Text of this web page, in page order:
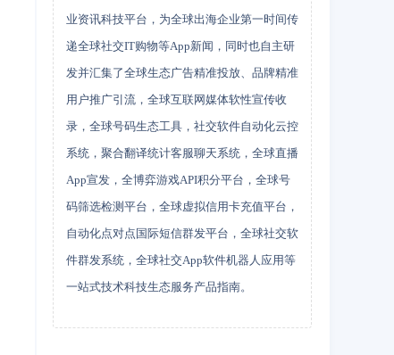
业资讯科技平台，为全球出海企业第一时间传
递全球社交IT购物等App新闻，同时也自主研
发并汇集了全球生态广告精准投放、品牌精准
用户推广引流，全球互联网媒体软性宣传收
录，全球号码生态工具，社交软件自动化云控
系统，聚合翻译统计客服聊天系统，全球直播
App宣发，全博弈游戏API积分平台，全球号
码筛选检测平台，全球虚拟信用卡充值平台，
自动化点对点国际短信群发平台，全球社交软
件群发系统，全球社交App软件机器人应用等
一站式技术科技生态服务产品指南。